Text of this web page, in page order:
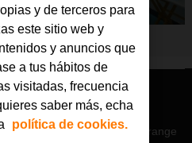
2026
Confort+
Contacto
de cookies Aviso legal Orange
y de terceros para
este sitio web y
y anuncios que
a tus hábitos de
visitadas, frecuencia
saber más, echa
política de cookies.